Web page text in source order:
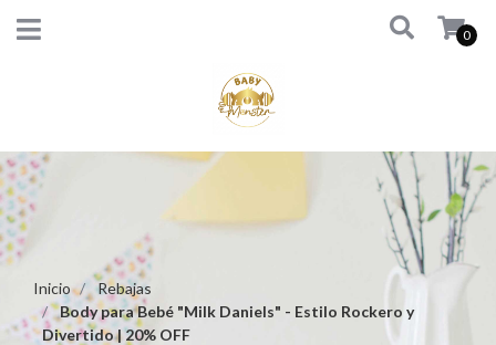
0
Inicio
Rebajas
Body para Bebé "Milk Daniels" - Estilo Rockero y
Divertido | 20% OFF